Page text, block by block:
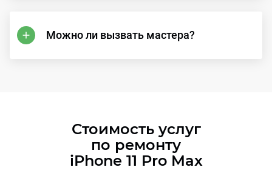
Можно ли вызвать мастера?
Стоимость услуг
по ремонту
iPhone 11 Pro Max